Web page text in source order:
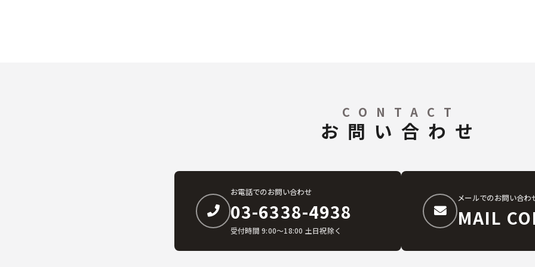
CONTACT
お問い合わせ
お電話でのお問い合わせ
03-6338-4938
受付時間 9:00〜18:00 土日祝除く
メールでのお問い合わ
MAIL